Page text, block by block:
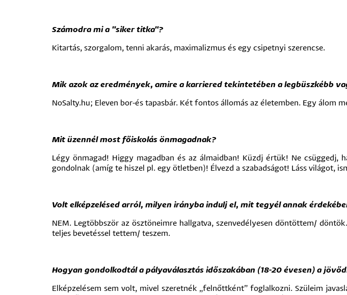
Számodra mi a "siker titka"?
Kitartás, szorgalom, tenni akarás, maximalizmus és egy csipetnyi szerencse.
Mik azok az eredmények, amire a karriered tekintetében a legbüszkébb
NoSalty.hu; Eleven bor-és tapasbár. Két fontos állomás az életemben. Egy álom
Mit üzennél most főiskolás önmagadnak?
Légy önmagad! Higgy magadban és az álmaidban! Küzdj értük! Ne
gondolnak (amíg te hiszel pl. egy ötletben)! Élvezd a szabadságot! Láss világot,
Volt elképzelésed arról, milyen irányba indulj el, mit tegyél annak
NEM. Legtöbbször az ösztöneimre hallgatva, szenvedélyesen döntöttem/
teljes bevetéssel tettem/ teszem.
Hogyan gondolkodtál a pályaválasztás időszakában (18-20 évesen) a
Elképzelésem sem volt, mivel szeretnék „felnőttként” foglalkozni. Szüleim